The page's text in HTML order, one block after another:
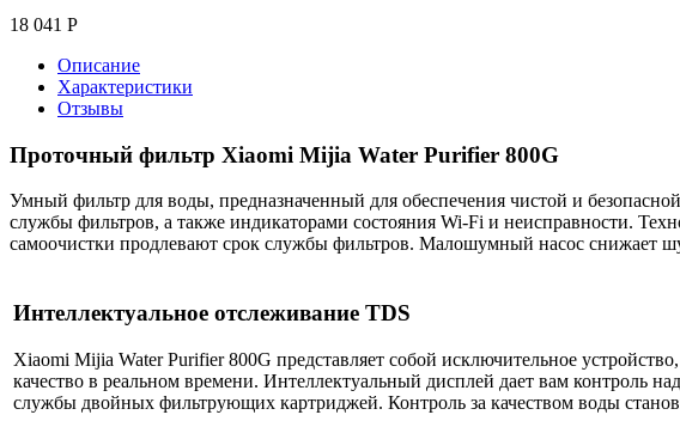
18 041 Р
Описание
Характеристики
Отзывы
Проточный фильтр Xiaomi Mijia Water Purifier 800G
Умный фильтр для воды, предназначенный для обеспечения чистой и
службы фильтров, а также индикаторами состояния Wi-Fi и неисправности.
самоочистки продлевают срок службы фильтров. Малошумный насос снижает
Интеллектуальное отслеживание TDS
Xiaomi Mijia Water Purifier 800G представляет собой исключительное
качество в реальном времени. Интеллектуальный дисплей дает вам контроль
службы двойных фильтрующих картриджей. Контроль за качеством воды